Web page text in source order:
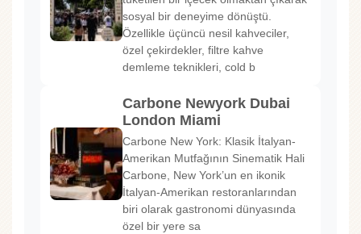
sosyal bir deneyime dönüştü.
Özellikle üçüncü nesil kahveciler,
özel çekirdekler, filtre kahve
demleme teknikleri, cold b
Carbone Newyork Dubai
London Miami
Carbone New York: Klasik İtalyan-
Amerikan Mutfağının Sinematik Hali
Carbone, New York’un en ikonik
İtalyan-Amerikan restoranlarından
biri olarak gastronomi dünyasında
özel bir yere sa